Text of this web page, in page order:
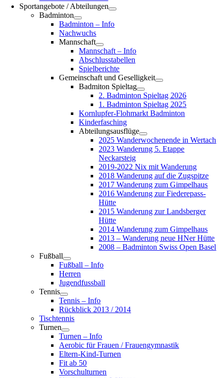
Sportangebote / Abteilungen
Badminton
Badminton – Info
Nachwuchs
Mannschaft
Mannschaft – Info
Abschlusstabellen
Spielberichte
Gemeinschaft und Geselligkeit
Badmiton Spieltag
2. Badminton Spieltag 2026
1. Badminton Spieltag 2025
Kornlupfer-Flohmarkt Badminton
Kinderfasching
Abteilungsausflüge
2025 Wanderwochenende in Wertach
2023 Wanderung 5. Etappe
Neckarsteig
2019-2022 Nix mit Wanderung
2018 Wanderung auf die Zugspitze
2017 Wanderung zum Gimpelhaus
2016 Wanderung zur Fiederepass-
Hütte
2015 Wanderung zur Landsberger
Hütte
2014 Wanderung zum Gimpelhaus
2013 – Wanderung neue HNer Hütte
2008 – Badminton Swiss Open Basel
Fußball
Fußball – Info
Herren
Jugendfussball
Tennis
Tennis – Info
Rückblick 2013 / 2014
Tischtennis
Turnen
Turnen – Info
Aerobic für Frauen / Frauengymnastik
Eltern-Kind-Turnen
Fit ab 50
Vorschulturnen